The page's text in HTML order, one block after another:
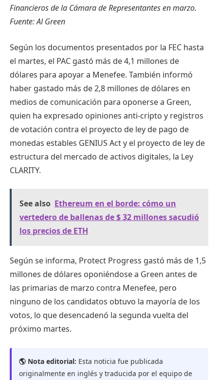
Financieros de la Cámara de Representantes en marzo.
Fuente:Al Green
Según los documentos presentados por la FEC hasta
el martes, el PAC gastó más de 4,1 millones de
dólares para apoyar a Menefee. También informó
haber gastado más de 2,8 millones de dólares en
medios de comunicación para oponerse a Green,
quien ha expresado opiniones anti-cripto y registros
de votación contra el proyecto de ley de pago de
monedas estables GENIUS Act y el proyecto de ley de
estructura del mercado de activos digitales, la Ley
CLARITY.
See also Ethereum en el borde: cómo un
vertedero de ballenas de $ 32 millones sacudió
los precios de ETH
Según se informa, Protect Progress gastó más de 1,5
millones de dólares oponiéndose a Green antes de
las primarias de marzo contra Menefee, pero
ninguno de los candidatos obtuvo la mayoría de los
votos, lo que desencadenó la segunda vuelta del
próximo martes.
🌎 Nota editorial: Esta noticia fue publicada
originalmente en inglés y traducida por el equipo de